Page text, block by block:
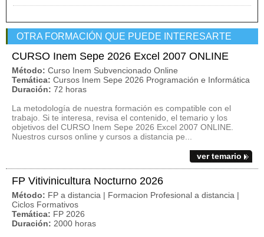
OTRA FORMACIÓN QUE PUEDE INTERESARTE
CURSO Inem Sepe 2026 Excel 2007 ONLINE
Método: Curso Inem Subvencionado Online
Temática: Cursos Inem Sepe 2026 Programación e Informática
Duración: 72 horas
La metodología de nuestra formación es compatible con el
trabajo. Si te interesa, revisa el contenido, el temario y los
objetivos del CURSO Inem Sepe 2026 Excel 2007 ONLINE.
Nuestros cursos online y cursos a distancia pe...
ver temario
FP Vitivinicultura Nocturno 2026
Método: FP a distancia | Formacion Profesional a distancia |
Ciclos Formativos
Temática: FP 2026
Duración: 2000 horas